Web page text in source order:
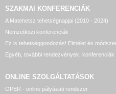
SZAKMAI KONFERENCIÁK
A Matehetsz tehetségnapjai (2010 - 2024)
Nemzetközi konferenciák
Ez is tehetséggondozás! Elmélet és
Egyéb, további rendezvények, konferenciák
ONLINE SZOLGÁLTATÁSOK
OPER - online pályázati rendszer